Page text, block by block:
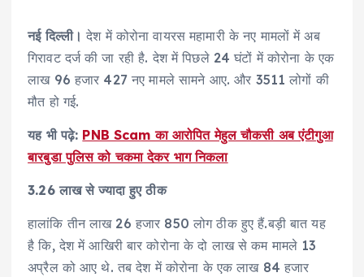
नई दिल्ली। देश में कोरोना वायरस महामारी के नए मामलों में अब
गिरावट दर्ज की जा रही है. देश में पिछले 24 घंटों में कोरोना के एक
लाख 96 हजार 427 नए मामले सामने आए. और 3511 लोगों की
मौत हो गई.
यह भी पढ़े: PNB Scam का आरोपित मेहुल चौकसी अब एंटीगुआ
बारबुडा पुलिस को चकमा देकर भाग निकला
3.26 लाख से ज्यादा हुए ठीक
हालांकि तीन लाख 26 हजार 850 लोग ठीक हुए हैं.बड़ी बात यह
है कि, देश में आखिरी बार कोरोना के दो लाख से कम मामले 13
अप्रैल को आए थे. तब देश में कोरोना के एक लाख 84 हजार